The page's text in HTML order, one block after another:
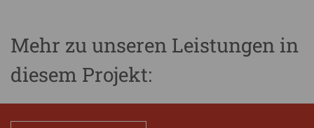
Mehr zu unseren Leistungen in
diesem Projekt: